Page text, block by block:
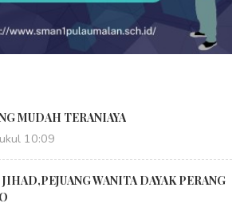
MUDAH TERANIAYA
10:09
WANITA DAYAK PERANG